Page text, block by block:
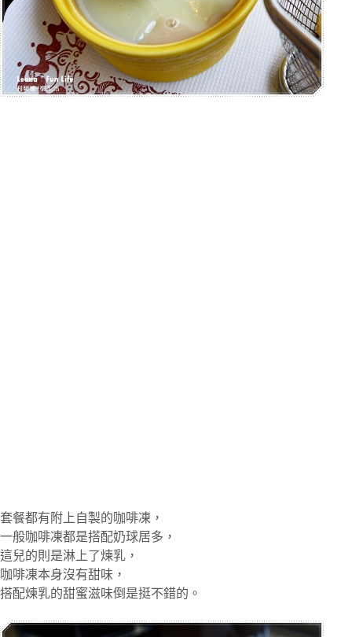
套餐都有附上自製的咖啡凍，
一般咖啡凍都是搭配奶球居多，
這兒的則是淋上了煉乳，
咖啡凍本身沒有甜味，
搭配煉乳的甜蜜滋味倒是挺不錯的。